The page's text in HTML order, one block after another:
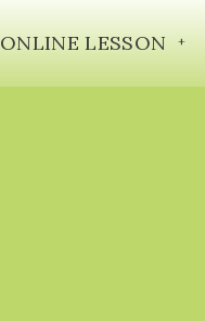
ONLINE LESSON